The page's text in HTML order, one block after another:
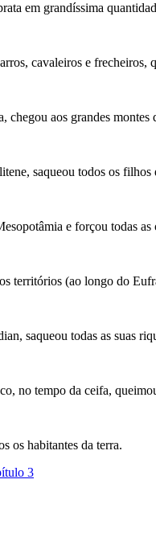
em grandíssima
cavaleiros e frecheiros,
chegou aos grandes
saqueou todos os
e forçou todas
territórios (ao longo do
saqueou todas as suas
no tempo da ceifa,
os habitantes da terra.
3